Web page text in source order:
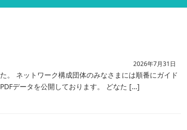
2026年7月31日
。 ネットワーク構成団体のみなさまには順番にガイド
データを公開しております。 どなた […]